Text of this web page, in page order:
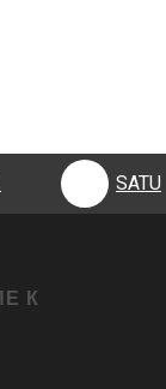
SATU
К